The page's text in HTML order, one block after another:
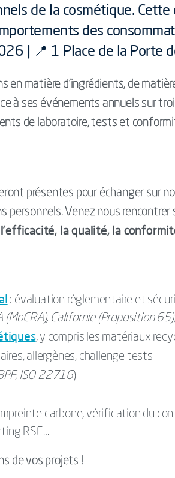
de la cosmétique.
des
| 📍 1 Place de la Porte
en matière d’ingrédients, de
à ses événements annuels sur
de laboratoire, tests et
présentes pour échanger sur
personnels. Venez nous rencontrer
la qualité, la
: évaluation réglementaire et
(MoCRA), Californie (Proposition
, y compris les matériaux
allergènes, challenge tests
ISO 22716)
carbone, vérification du
RSE…
de vos projets !